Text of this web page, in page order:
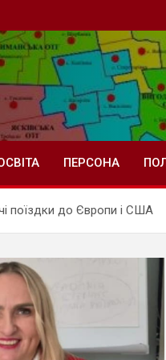
ПЕРСОНА
поїздки до Європи і США